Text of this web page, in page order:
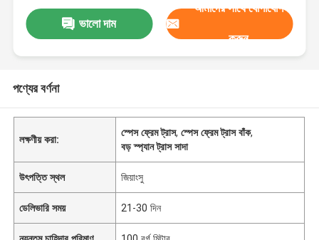
ভালো দাম
আমাদের সাথে যোগাযোগ
করুন
পণ্যের বর্ণনা
লক্ষণীয় করা:
স্পেস ফ্রেম ট্রাস,স্পেস ফ্রেম ট্রাস বাঁক,
বড় স্প্যান ট্রাস সাদা
উৎপত্তি স্থল জিয়াংসু
ডেলিভারি সময় 21-30 দিন